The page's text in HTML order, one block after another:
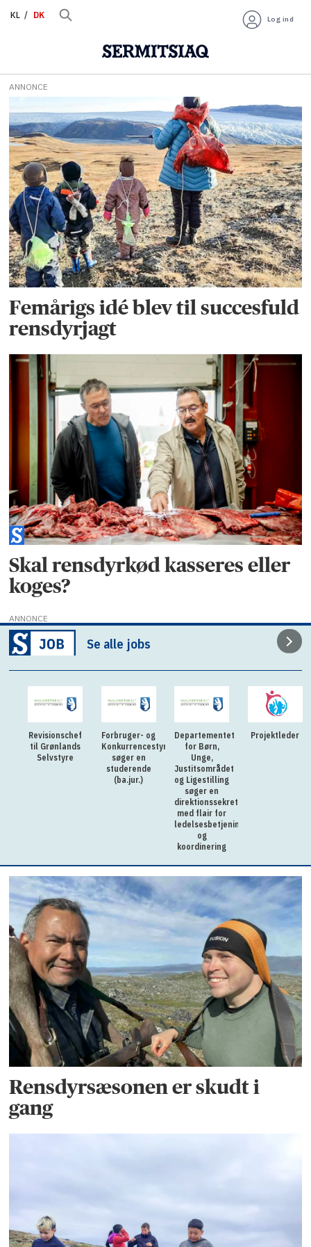
KL DK Log ind
Tag:
rensdyrjagt
ANNONCE
Femårigs idé blev til succesfuld
rensdyrjagt
Skal rensdyrkød kasseres eller
koges?
ANNONCE
Se alle jobs
Revisionschef
til Grønlands
Selvstyre
Forbruger- og
Konkurrencestyrelsen
søger en
studerende
(ba.jur.)
Departementet
for Børn,
Unge,
Justitsområdet
og Ligestilling
søger en
direktionssekretær
med flair for
ledelsesbetjening
og
koordinering
Projektleder
Rensdyrsæsonen er skudt i
gang